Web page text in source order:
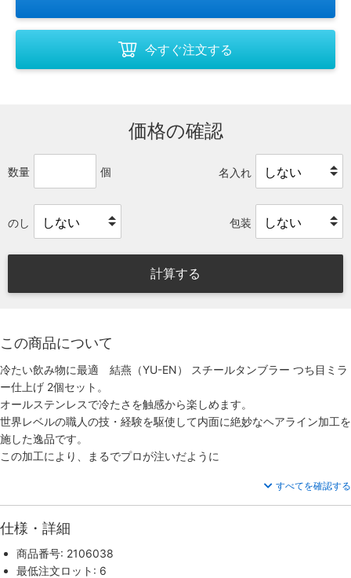
今すぐ注文する
価格の確認
数量 個 名入れ
のし 包装
計算する
この商品について
冷たい飲み物に最適 結燕（YU-EN） スチールタンブラー つち目ミラ
ー仕上げ 2個セット。
オールステンレスで冷たさを触感から楽しめます。
世界レベルの職人の技・経験を駆使して内面に絶妙なヘアライン加工を
施した逸品です。
この加工により、まるでプロが注いだように
すべてを確認する
仕様・詳細
商品番号: 2106038
最低注文ロット: 6